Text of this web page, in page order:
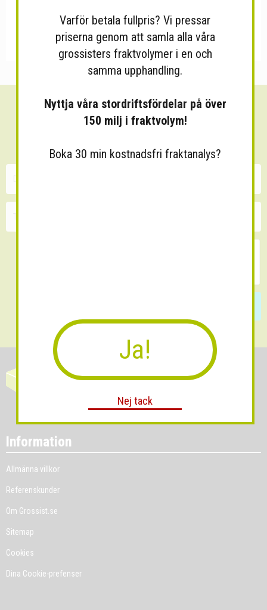
Sänk dina fraktkostnader!
Information
Allmänna villkor
Referenskunder
Om Grossist.se
Sitemap
Cookies
Dina Cookie-prefenser
Varför betala fullpris? Vi pressar
priserna genom att samla alla våra
grossisters fraktvolymer i en och
samma upphandling.
Nyttja våra stordriftsfördelar på över
150 milj i fraktvolym!
Boka 30 min kostnadsfri fraktanalys?
Ja!
Nej tack